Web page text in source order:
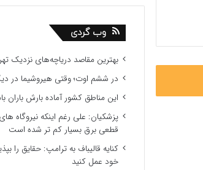
وب گردی
بهترین مقاصد دریاچه‌های نزدیک
در ششم اوت؛ وقتی هیروشیما در
این مناطق کشور آماده بارش باران
پزشکیان: علی رغم اینکه نیروگاه های
قطعی برق بسیار کم تر شده است
کنایه قالیباف به ترامپ: حقایق را
خود عمل کنید